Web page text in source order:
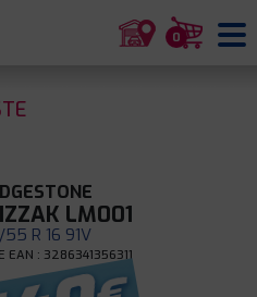
0
LM001
55 R 16 91V
EAN : 3286341356311